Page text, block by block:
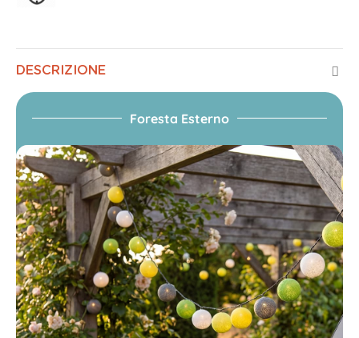
DESCRIZIONE
Foresta Esterno